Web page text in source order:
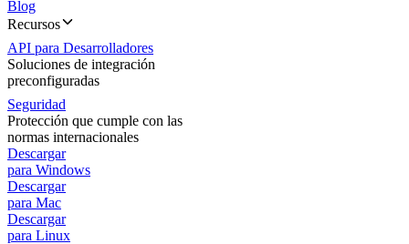
Blog
Recursos
API para Desarrolladores
Soluciones de integración
preconfiguradas
Seguridad
Protección que cumple con las
normas internacionales
Descargar
para Windows
Descargar
para Mac
Descargar
para Linux